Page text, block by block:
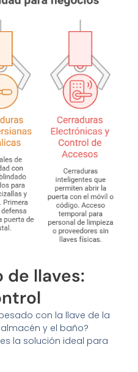
llaves:
con la llave de la
y el baño?
es la solución ideal para